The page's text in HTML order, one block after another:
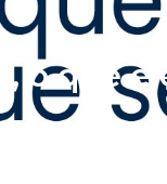
o que é